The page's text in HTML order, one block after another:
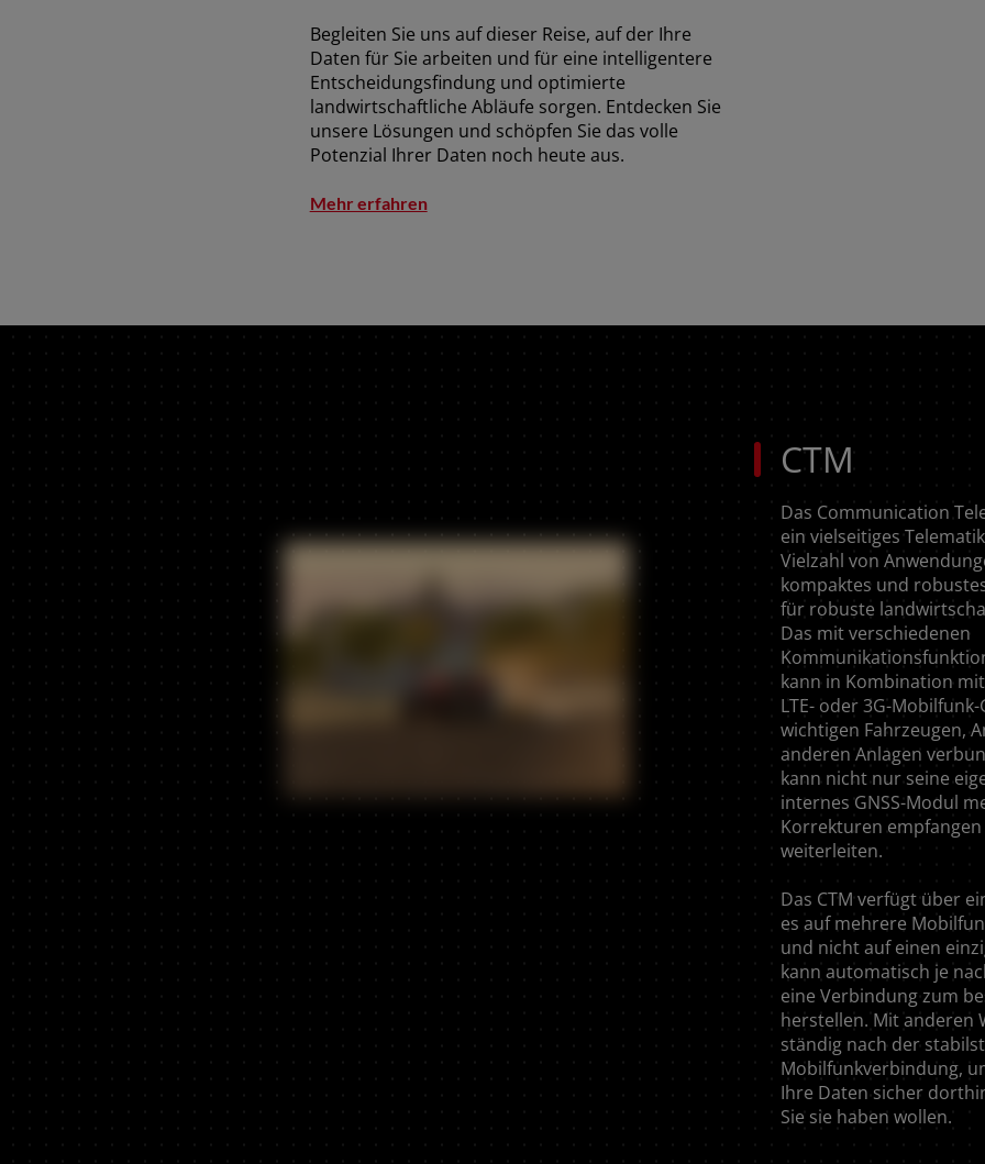
Begleiten Sie uns auf dieser Reise, auf der Ihre
Daten für Sie arbeiten und für eine intelligentere
Entscheidungsfindung und optimierte
landwirtschaftliche Abläufe sorgen. Entdecken Sie
unsere Lösungen und schöpfen Sie das volle
Potenzial Ihrer Daten noch heute aus.
Mehr erfahren
CTM
Das Communication
ein vielseitiges
Vielzahl von
kompaktes und
für robuste
Das mit verschiedenen
kann in Kombination
LTE- oder 3G-
wichtigen Fahrzeugen,
anderen Anlagen
kann nicht nur seine
internes GNSS-Modul
Korrekturen empfangen
weiterleiten.
Das CTM verfügt über
es auf mehrere
und nicht auf einen
kann automatisch je
eine Verbindung zum
herstellen. Mit anderen
ständig nach der
Mobilfunkverbindung,
Ihre Daten sicher
Sie sie haben wollen.